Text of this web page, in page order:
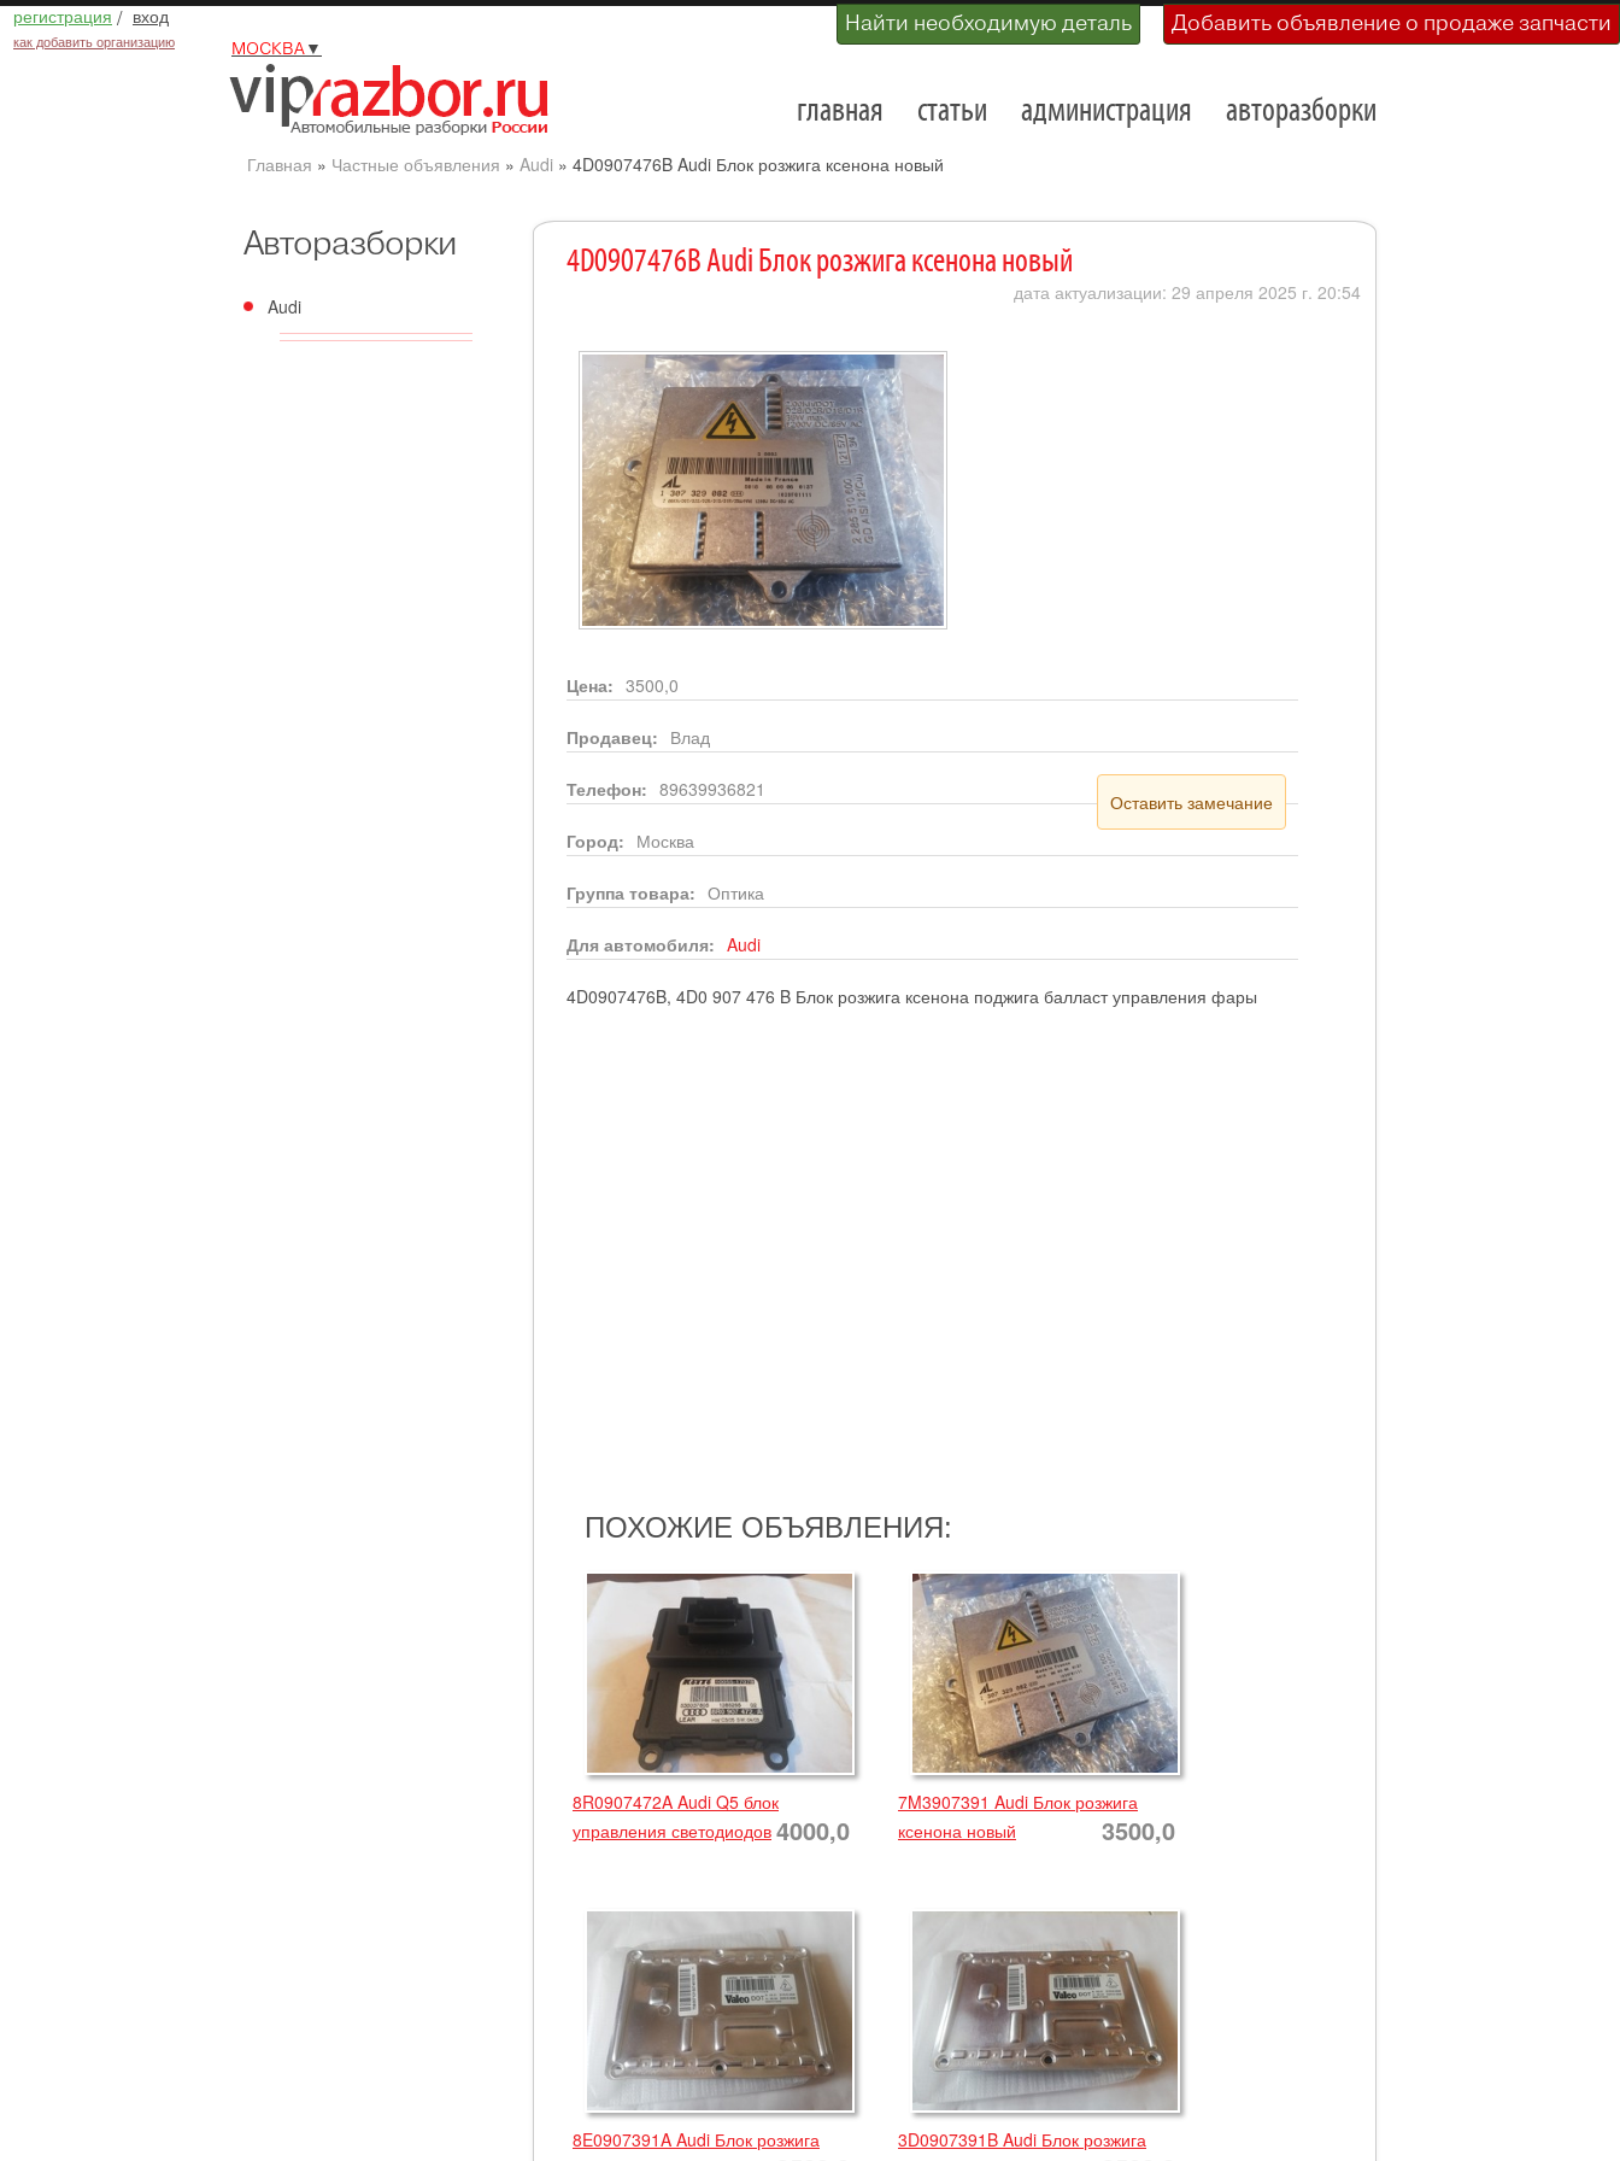
регистрация / вход
как добавить организацию
Найти необходимую деталь Добавить объявление о продаже запчасти
МОСКВА▼
главная статьи администрация авторазборки
Главная » Частные объявления » Audi» 4D0907476B Audi Блок розжига ксенона новый
Авторазборки
Audi
4D0907476B Audi Блок розжига ксенона новый
дата актуализации: 29 апреля 2025 г. 20:54
Цена: 3500,0
Продавец: Влад
Телефон: 89639936821
Оставить замечание
Город: Москва
Группа товара: Оптика
Для автомобиля: Audi
4D0907476B, 4D0 907 476 B Блок розжига ксенона поджига балласт управления фары
ПОХОЖИЕ ОБЪЯВЛЕНИЯ:
8R0907472A Audi Q5 блок
управления светодиодов 4000,0
7M3907391 Audi Блок розжига
ксенона новый
3500,0
8E0907391A Audi Блок розжига
3D0907391B Audi Блок розжига